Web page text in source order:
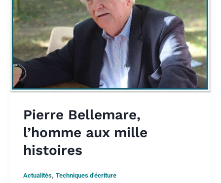
Pierre Bellemare,
l’homme aux mille
histoires
Actualités, Techniques d'écriture